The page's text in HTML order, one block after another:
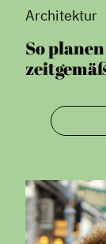
Architektur
So